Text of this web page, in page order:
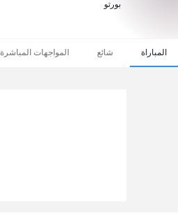
بورتو
المباراة شائع المواجهات المباشرة